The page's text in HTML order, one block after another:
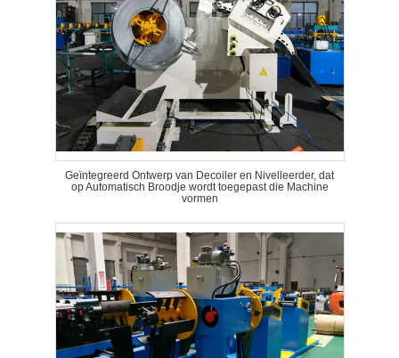
Geïntegreerd Ontwerp van Decoiler en Nivelleerder, dat
op Automatisch Broodje wordt toegepast die Machine
vormen